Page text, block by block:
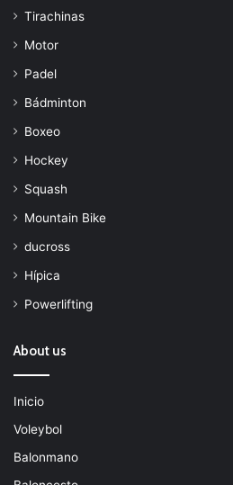
Tirachinas
Motor
Padel
Bádminton
Boxeo
Hockey
Squash
Mountain Bike
ducross
Hípica
Powerlifting
About us
Inicio
Voleybol
Balonmano